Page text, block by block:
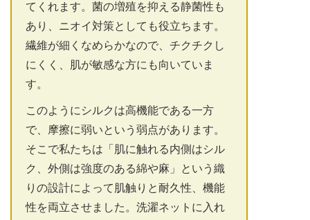
てくれます。菌の増殖を抑える静菌性も
あり、ニオイ対策としても役立ちます。
繊維が細くなめらかなので、チクチクし
にくく、肌が敏感な方にも向いていま
す。
このようにシルクは高機能である一方
で、摩擦に弱いという弱点があります。
そこで私たちは「肌に触れる内側はシル
ク、外側は強度のある綿や麻」という織
りの設計によって肌触りと耐久性、機能
性を両立させました。洗濯ネットに入れ